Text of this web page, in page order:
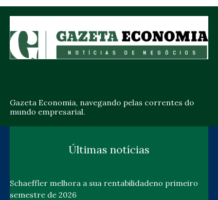
Gazeta Economia, navegando pelas correntes do
mundo empresarial.
Últimas notícias
Schaeffler melhora a sua rentabilidadeno primeiro
semestre de 2026